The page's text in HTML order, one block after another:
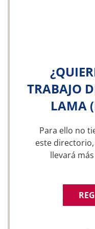
TRABAJO
LAMA
Para ello no
este
llevará